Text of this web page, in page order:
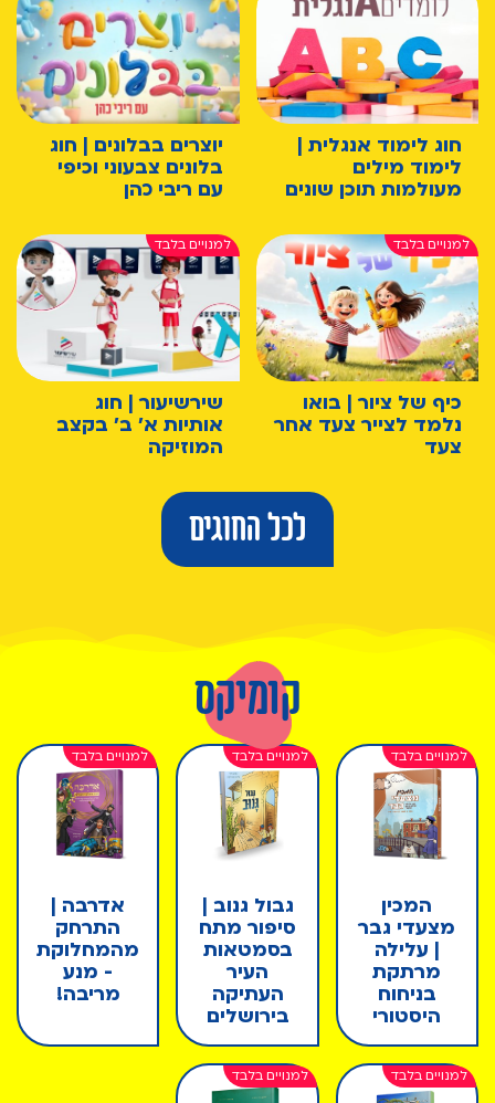
חוג לימוד אנגלית |
לימוד מילים
מעולמות תוכן שונים
יוצרים בבלונים | חוג
בלונים צבעוני וכיפי
עם ריבי כהן
כיף של ציור | בואו
נלמד לצייר צעד אחר
צעד
שירשיעור | חוג
אותיות א' ב' בקצב
המוזיקה
לכל החוגים
קומיקס
המכין
מצעדי גבר
| עלילה
מרתקת
בניחוח
היסטורי
גבול גנוב |
סיפור מתח
בסמטאות
העיר
העתיקה
בירושלים
אדרבה |
התרחק
מהמחלוקת
- מנע
מריבה!